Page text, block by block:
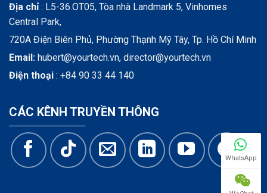
Địa chỉ: L5-36.OT05, Tòa nhà Landmark 5, Vinhomes
Central Park,
720A Điện Biên Phủ, Phường Thạnh Mỹ Tây, Tp. Hồ Chí Minh
Email: hubert@yourtech.vn, director@yourtech.vn
Điện thoại : +84 90 33 44 140
CÁC KÊNH TRUYỀN THÔNG
WhatsApp